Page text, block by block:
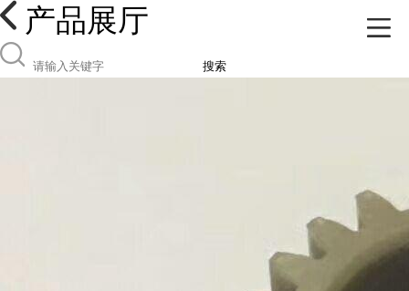
产品展厅
搜索